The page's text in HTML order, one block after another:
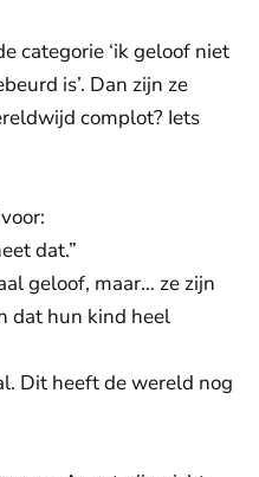
categorie ‘ik geloof niet
is’. Dan zijn ze
complot? Iets
dat.”
geloof, maar… ze zijn
dat hun kind heel
Dit heeft de wereld nog